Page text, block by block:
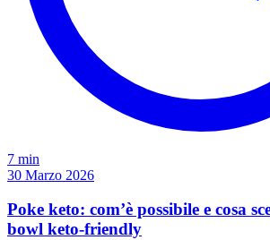
7 min
30 Marzo 2026
Poke keto: com’è possibile e cosa
bowl keto-friendly